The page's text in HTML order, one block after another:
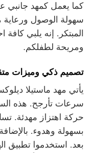
كما يعمل كمهد جانبي
سهولة الوصول ورعاية
المبتكر. إنه يلبي كافة
ومريحة لطفلكم.
تصميم ذكي وميزات
يأتي مهد ماستيلا
سرعات تأرجح. هذه
حركة اهتزاز مهدئة.
بسهولة وهدوء.
بعد. استخدموا تطبيق